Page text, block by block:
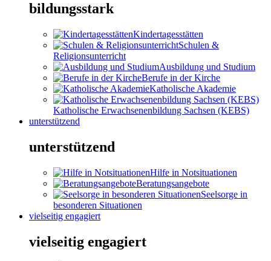
bildungsstark
Kindertagesstätten
Schulen &
Religionsunterricht
Ausbildung und Studium
Berufe in der Kirche
Katholische Akademie
Katholische Erwachsenenbildung Sachsen (KEBS)
unterstützend
unterstützend
Hilfe in Notsituationen
Beratungsangebote
Seelsorge in
besonderen Situationen
vielseitig engagiert
vielseitig engagiert